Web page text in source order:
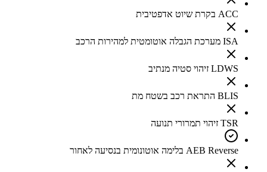
ACC בקרת שיוט אדפטיבית
ISA מערכת הגבלה אוטומטית למהירות הרכב
LDWS זיהוי סטיה מנתיב
BLIS התראת רכב בשטח מת
TSR זיהוי תמרורי תנועה
AEB Reverse בלימה אוטונומית בנסיעה לאחור